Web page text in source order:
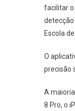
facilitar o
detecção
Escola
O
precisão
A
8 Pro, o